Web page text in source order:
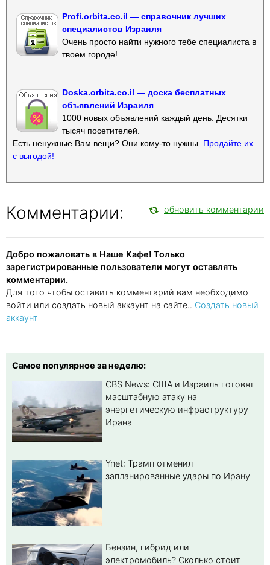
Profi.orbita.co.il — справочник лучших
специалистов Израиля
Очень просто найти нужного тебе специалиста в
твоем городе!
Doska.orbita.co.il — доска бесплатных
объявлений Израиля
1000 новых объявлений каждый день. Десятки
тысяч посетителей.
Есть ненужные Вам вещи? Они кому-то нужны. Продайте их
с выгодой!
Комментарии: обновить комментарии
Добро пожаловать в Наше Кафе! Только
зарегистрированные пользователи могут оставлять
комментарии.
Для того чтобы оставить комментарий вам необходимо
войти или создать новый аккаунт на сайте.. Создать новый
аккаунт
Самое популярное за неделю:
CBS News: США и Израиль готовят
масштабную атаку на
энергетическую инфраструктуру
Ирана
Ynet: Трамп отменил
запланированные удары по Ирану
Бензин, гибрид или
электромобиль? Cколько стоит